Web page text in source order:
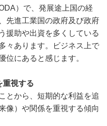
）で、発展途上国の経
先進工業国の政府及び政府
援助や出資を多くしている
々あります。ビジネス上で
位にあると感じます。
重視する
とから、短期的な利益を追
像）や関係を重視する傾向